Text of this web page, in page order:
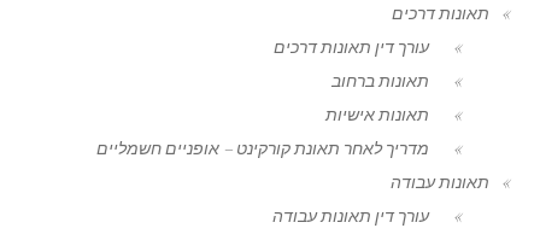
תאונות דרכים
עורך דין תאונות דרכים
תאונות ברחוב
תאונות אישיות
מדריך לאחר תאונת קורקינט – אופניים חשמליים
תאונות עבודה
עורך דין תאונות עבודה